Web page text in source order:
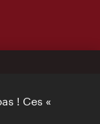
! Ces «